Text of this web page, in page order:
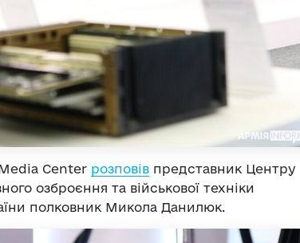
Center розповів представник Центру
озброєння та військової техніки
полковник Микола Данилюк.